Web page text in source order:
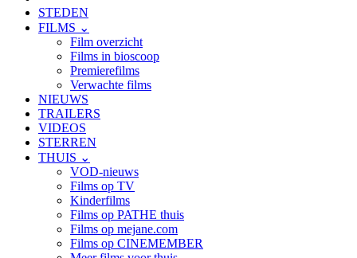
STEDEN
FILMS ⌄
Film overzicht
Films in bioscoop
Premierefilms
Verwachte films
NIEUWS
TRAILERS
VIDEOS
STERREN
THUIS ⌄
VOD-nieuws
Films op TV
Kinderfilms
Films op PATHE thuis
Films op mejane.com
Films op CINEMEMBER